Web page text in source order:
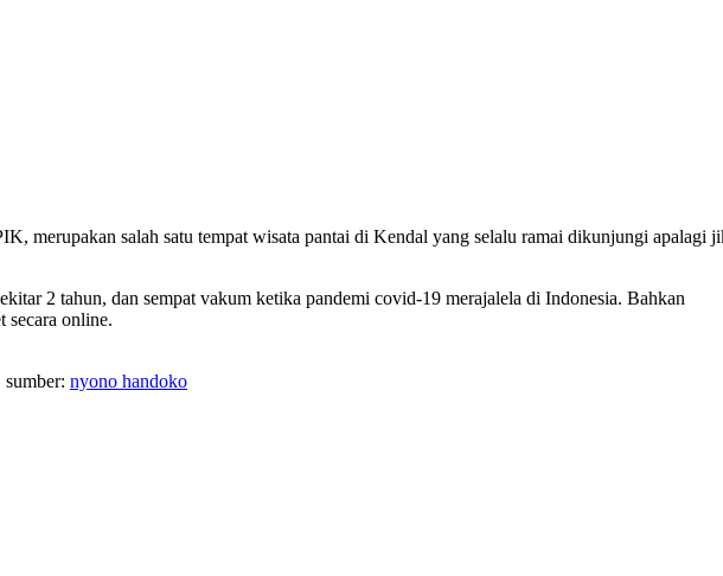
merupakan salah satu tempat wisata pantai di Kendal yang selalu ramai dikunjungi apalagi
2 tahun, dan sempat vakum ketika pandemi covid-19 merajalela di Indonesia. Bahkan
secara online.
nyono handoko